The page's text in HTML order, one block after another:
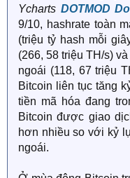
Ycharts DOTMOD
9/10, hashrate toàn
(triệu tỷ hash mỗi
(266, 58 triệu TH/s)
ngoái (118, 67 triệu
Bitcoin liên tục tăng
tiền mã hóa đang
Bitcoin được giao
hơn nhiều so với kỷ
ngoái.